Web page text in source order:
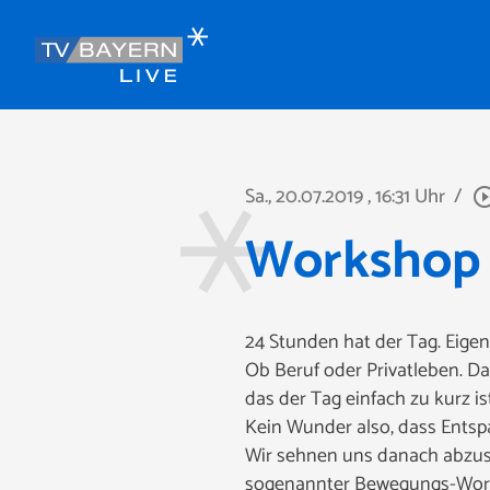
Sa., 20.07.2019, 16:31 Uhr /
24 Stunden hat der Tag.
Ob Beruf oder Privatleben.
das der Tag einfach zu kurz
Kein Wunder also, dass
Wir sehnen uns danach